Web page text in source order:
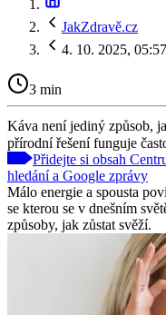
JakZdravě.cz
4. 10. 2025, 05:57
3 min
Káva není jediný způsob,
přírodní řešení funguje
Přidejte si obsah
hledání a Google zprávy
Málo energie a spousta
se kterou se v dnešním
způsoby, jak zůstat svěží.